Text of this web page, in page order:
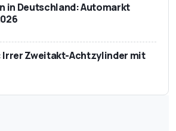
in Deutschland: Automarkt
Irrer Zweitakt-Achtzylinder mit